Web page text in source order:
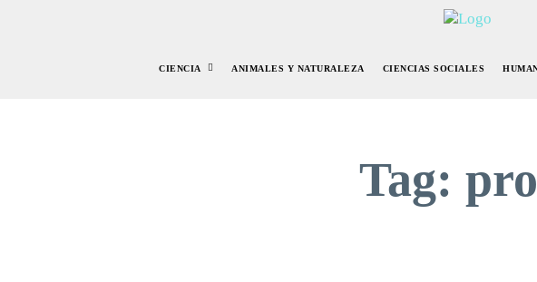
CIENCIA ANIMALES Y NATURALEZA CIENCIAS SOCIALES
Tag: